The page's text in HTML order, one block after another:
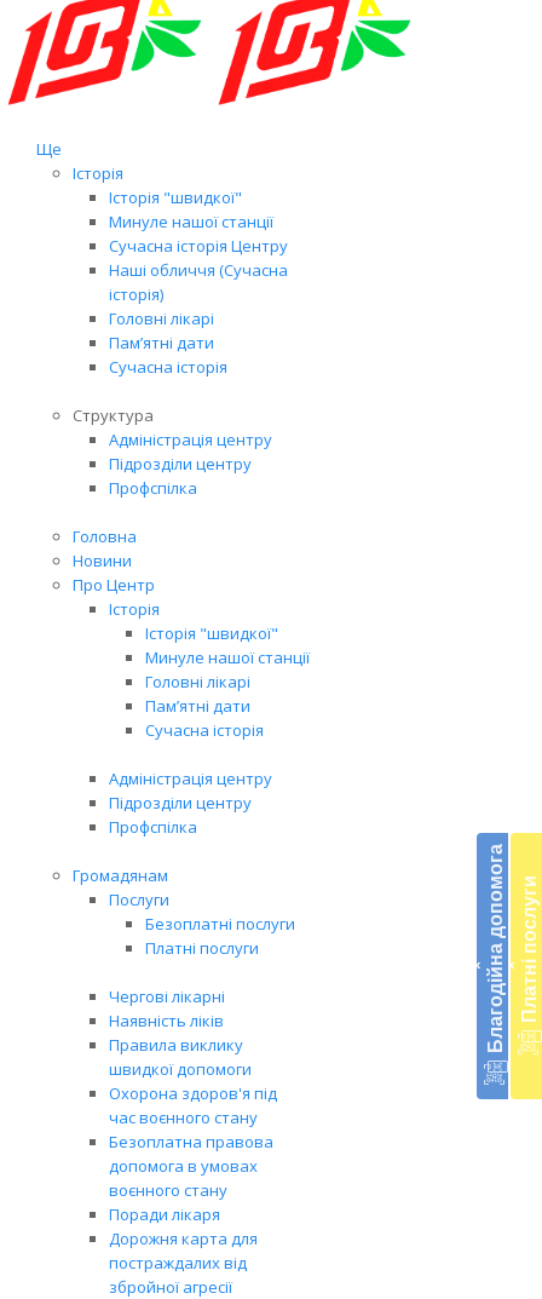
Ще
Історія
Історія "швидкої"
Минуле нашої станції
Сучасна історія Центру
Наші обличчя (Сучасна
історія)
Головні лікарі
Пам’ятні дати
Сучасна історія
Структура
Адміністрація центру
Підрозділи центру
Профспілка
Головна
Новини
Про Центр
Історія
Історія "швидкої"
Минуле нашої станції
Головні лікарі
Пам’ятні дати
Сучасна історія
Адміністрація центру
Підрозділи центру
Профспілка
Громадянам
Послуги
Безоплатні послуги
Платні послуги
Чергові лікарні
Наявність ліків
Правила виклику
швидкої допомоги
Охорона здоров'я під
час воєнного стану
Безоплатна правова
допомога в умовах
воєнного стану
Поради лікаря
Дорожня карта для
постраждалих від
збройної агресії
‹ Благодійна допомога ‹ Платні послуги